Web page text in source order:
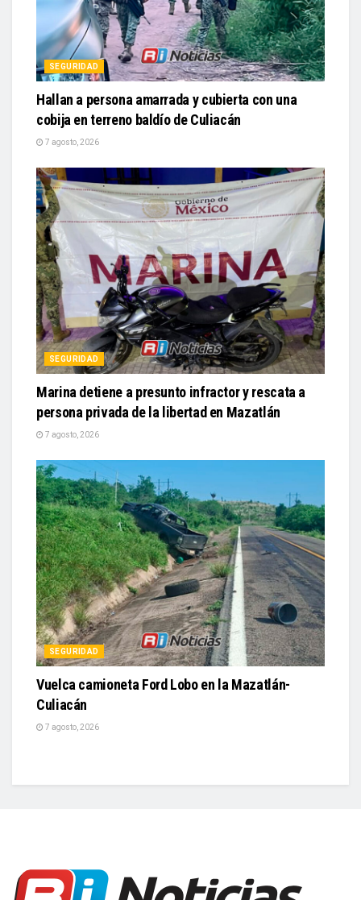
SEGURIDAD
Hallan a persona amarrada y cubierta con una
cobija en terreno baldío de Culiacán
7 agosto, 2026
SEGURIDAD
Marina detiene a presunto infractor y rescata a
persona privada de la libertad en Mazatlán
7 agosto, 2026
SEGURIDAD
Vuelca camioneta Ford Lobo en la Mazatlán-
Culiacán
7 agosto, 2026